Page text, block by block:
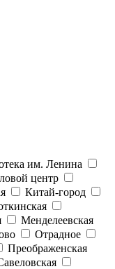
им. Ленина
центр
Китай-город
Менделеевская
Отрадное
Преображенская